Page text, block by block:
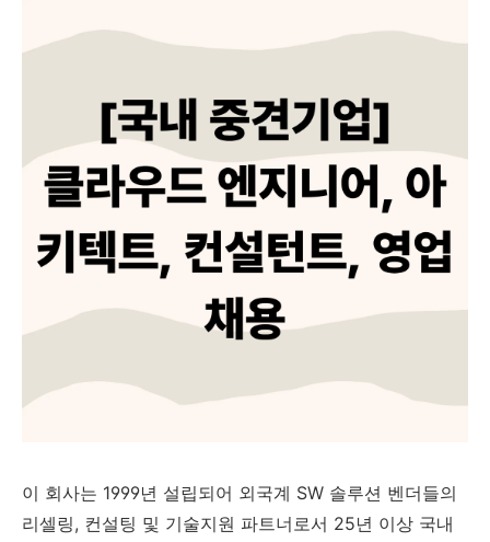
이 회사는 1999년 설립되어 외국계 SW 솔루션 벤더들의
리셀링, 컨설팅 및 기술지원 파트너로서 25년 이상 국내